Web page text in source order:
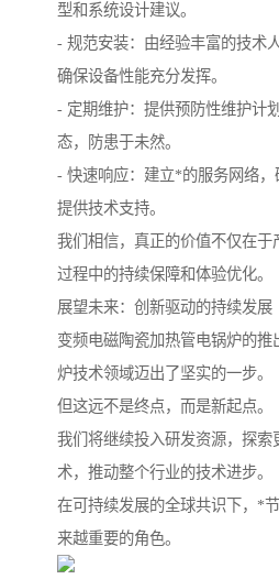
型和系统设计建议。
- 规范安装：由经验丰富的技术
确保设备性能充分发挥。
- 定期维护：提供预防性维护计
态，防患于未然。
- 快速响应：建立*的服务网络
提供技术支持。
我们相信，真正的价值不仅在于
过程中的持续保障和体验优化。
展望未来：创新驱动的持续发展
变频电磁陶瓷加热管电锅炉的
炉技术领域迈出了坚实的一步。
但这远不是终点，而是新起点。
我们将继续投入研发资源，探
术，推动整个行业的技术进步。
在可持续发展的全球共识下，*
来越重要的角色。